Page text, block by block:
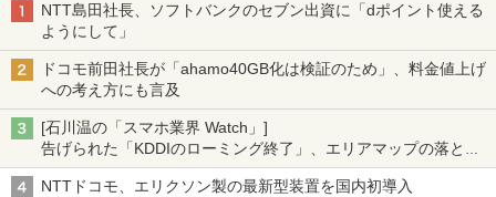
NTT島田社長、ソフトバンクのセブン出資に「dポイント使える
ようにして」
ドコモ前田社長が「ahamo40GB化は検証のため」、料金値上げ
への考え方にも言及
[石川温の「スマホ業界 Watch」]
告げられた「KDDIのローミング終了」、エリアマップの落とし
穴と楽天モバイルの課題
NTTドコモ、エリクソン製の最新型装置を国内初導入